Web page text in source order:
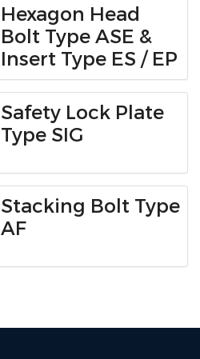
Hexagon Head
Bolt Type ASE &
Insert Type ES / EP
Safety Lock Plate
Type SIG
Stacking Bolt Type
AF